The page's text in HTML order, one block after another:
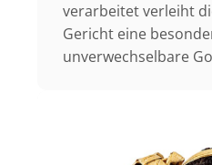
verarbeitet verleiht
Gericht eine
unverwechselbare